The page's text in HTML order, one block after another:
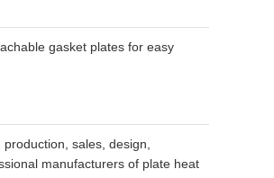
gasket plates for easy
sales, design,
manufacturers of plate heat